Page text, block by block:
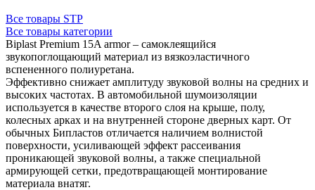
Все товары STP
Все товары категории
Biplast Premium 15A armor – самоклеящийся
звукопоглощающий материал из вязкоэластичного
вспененного полиуретана.
Эффективно снижает амплитуду звуковой волны на средних и
высоких частотах. В автомобильной шумоизоляции
используется в качестве второго слоя на крыше, полу,
колесных арках и на внутренней стороне дверных карт. От
обычных Бипластов отличается наличием волнистой
поверхности, усиливающей эффект рассеивания
проникающей звуковой волны, а также специальной
армирующей сетки, предотвращающей монтирование
материала внатяг.